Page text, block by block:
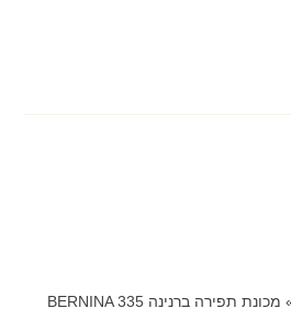
מכונת תפירה ברנינה BERNINA 335